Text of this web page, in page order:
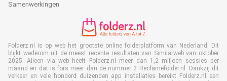
Samenwerkingen
Folderz.nl is op web het grootste online folderplatform van Nederland. Dit
blijkt wederom uit de meest recente resultaten van Similarweb van oktober
2025. Alleen via web heeft Folderz.nl meer dan 1,2 miljoen sessies per
maand en dat is fors meer dan de nummer 2 Reclamefolder.nl. Dankzij dit
verkeer en vele honderd duizenden app installaties bereikt Folderz.nl een